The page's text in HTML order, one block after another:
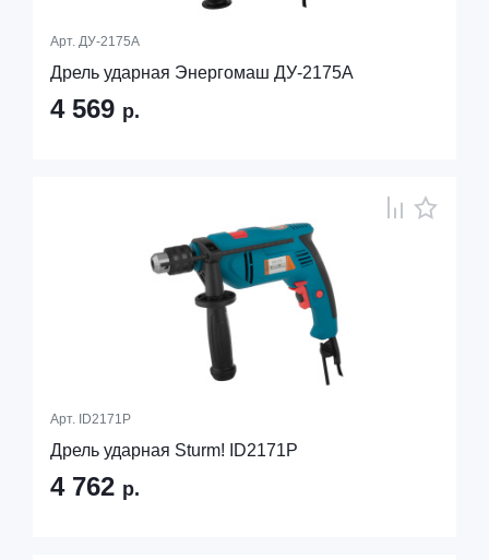
Арт. ДУ-2175А
Дрель ударная Энергомаш ДУ-2175А
4 569 р.
Арт. ID2171P
Дрель ударная Sturm! ID2171P
4 762 р.